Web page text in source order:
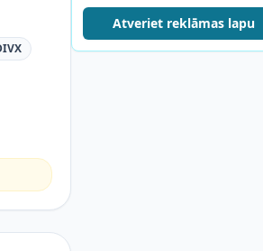
Atveriet reklāmas lapu